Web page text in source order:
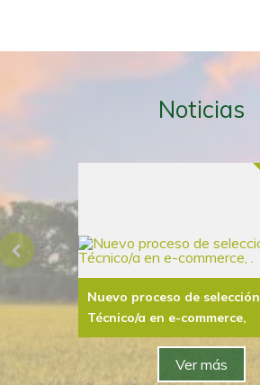
Noticias
Nuevo proceso de selección
Técnico/a en e-commerce,
Ver más